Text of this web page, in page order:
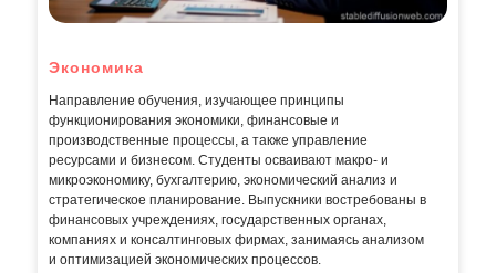
Экономика
Направление обучения, изучающее принципы
функционирования экономики, финансовые и
производственные процессы, а также управление
ресурсами и бизнесом. Студенты осваивают макро- и
микроэкономику, бухгалтерию, экономический анализ и
стратегическое планирование. Выпускники востребованы в
финансовых учреждениях, государственных органах,
компаниях и консалтинговых фирмах, занимаясь анализом
и оптимизацией экономических процессов.